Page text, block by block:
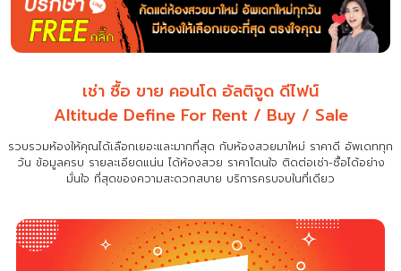
เช่า ซื้อ ขาย คอนโด อัลติจูด ดีไฟน์
Altitude Define For Rent / Buy / Sale
รวบรวมห้องให้คุณได้เลือกเยอะและมากที่สุด กับห้องสวยมาใหม่ ราคาดี อัพเดททุก
วัน ข้อมูลครบ รายละเอียดแน่นได้ห้องสวย ราคาโดนใจ ติดต่อเช่า-ซื้อได้อย่าง
มั่นใจ ที่สุดของความสะดวกสบาย บริการครบจบในที่เดียว